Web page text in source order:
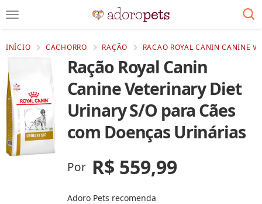
INÍCIO CACHORRO RAÇÃO RACAO ROYAL CANIN CANINE
Ração Royal Canin
Canine Veterinary Diet
Urinary S/O para Cães
com Doenças Urinárias
Por R$ 559,99
Adoro Pets recomenda